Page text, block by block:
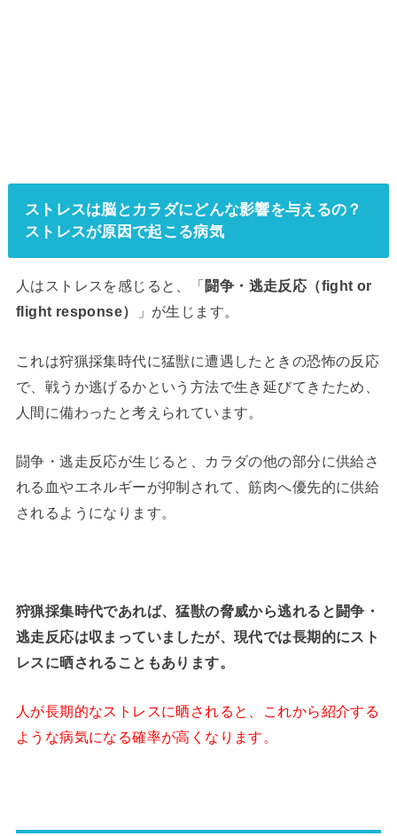
ストレスは脳とカラダにどんな影響を与えるの？
ストレスが原因で起こる病気
人はストレスを感じると、「 闘争・逃走反応（fight or
flight response）
」が生じます。
これは狩猟採集時代に猛獣に遭遇したときの恐怖の反応
で、戦うか逃げるかという方法で生き延びてきたため、
人間に備わったと考えられています。
闘争・逃走反応が生じると、カラダの他の部分に供給さ
れる血やエネルギーが抑制されて、筋肉へ優先的に供給
されるようになります。
狩猟採集時代であれば、猛獣の脅威から逃れると闘争・
逃走反応は収まっていましたが、現代では長期的にスト
レスに晒されることもあります。
人が長期的なストレスに晒されると、これから紹介する
ような病気になる確率が高くなります。